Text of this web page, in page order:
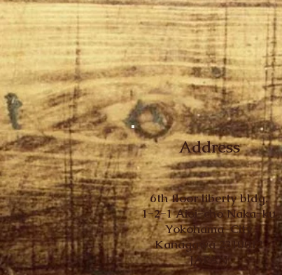
Address
6th floor liberty bldg.
1-2-1 Aioi-cho Naka-ku
Yokohama-City
Kanagawa 2310012
JAPAN